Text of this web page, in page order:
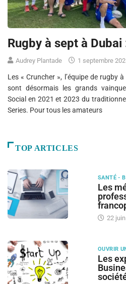
Rugby à sept à
Audrey Plantade 1 septembre
Les « Cruncher », l’équipe de rugby
sont désormais les grands
Social en 2021 et 2023 du
Series. Pour tous les amateurs
TOP ARTICLES
SANTÉ -
Les
22
OUVRIR
Les